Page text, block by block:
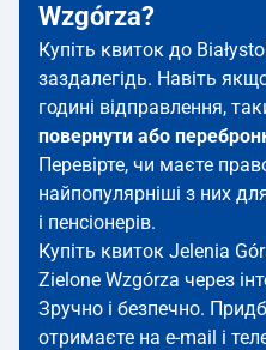
Wzgórza?
Купіть квиток до
заздалегідь. Навіть
годині відправлення,
повернути або
Перевірте, чи маєте
найпопулярніші з них
і пенсіонерів.
Купіть квиток Jelenia
Zielone Wzgórza через
Зручно і безпечно.
отримаєте на e-mail і